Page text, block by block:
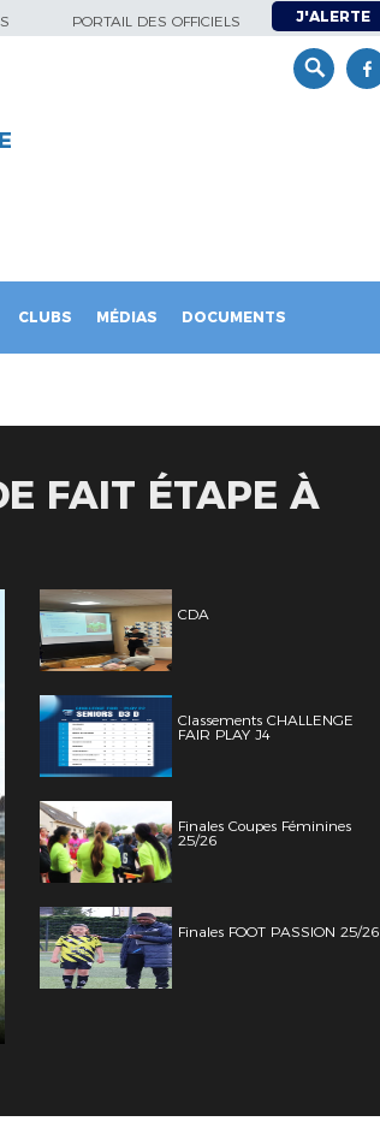
PORTAIL DES OFFICIELS J'ALERTE
CLUBS MÉDIAS DOCUMENTS
FAIT ÉTAPE À
CDA
Classements CHALLENGE
FAIR PLAY J4
Finales Coupes Féminines
25/26
Finales FOOT PASSION 25/26